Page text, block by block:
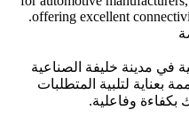
offering excellent
مدينة خليفة الصناعية
لتلبية المتطلبات
وفاعلية.